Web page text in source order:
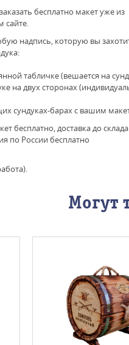
бесплатно макет уже из
сайте.
надпись, которую вы
табличке (вешается на
на двух сторонах
сундуках-барах с вашим
бесплатно, доставка до склада
по России бесплатно
Могут